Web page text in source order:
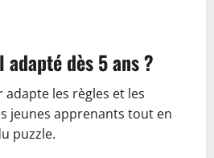
dès 5 ans ?
adapte les règles et les
jeunes apprenants tout en
puzzle.